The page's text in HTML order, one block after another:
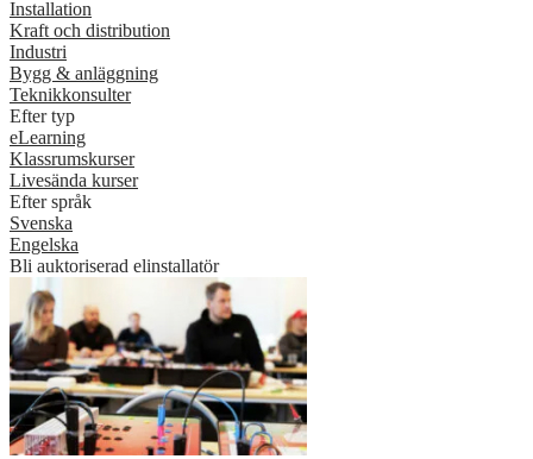
Installation
Kraft och distribution
Industri
Bygg & anläggning
Teknikkonsulter
Efter typ
eLearning
Klassrumskurser
Livesända kurser
Efter språk
Svenska
Engelska
Bli auktoriserad elinstallatör